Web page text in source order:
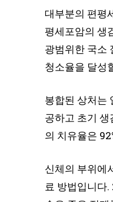
대부분의 편평
평세포암의 생
광범위한 국소
청소율을 달성
봉합된 상처는
공하고 초기
의 치유율은
신체의 부위에
료 방법입니다